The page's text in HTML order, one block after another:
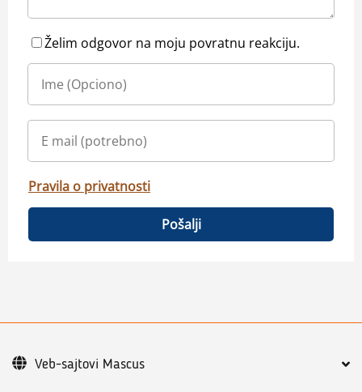
Želim odgovor na moju povratnu reakciju.
Pravila o privatnosti
Pošalji
Veb-sajtovi Mascus